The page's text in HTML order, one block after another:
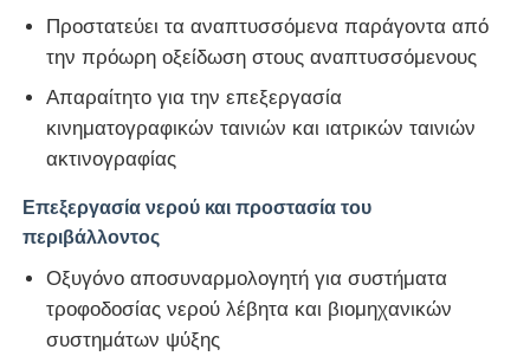
Προϊόντα
Βίντεο
Σχετικά με εμάς
Γύρος εργοστασίων
Προστατεύει τα αναπτυσσόμενα παράγοντα από
την πρόωρη οξείδωση στους αναπτυσσόμενους
Απαραίτητο για την επεξεργασία
κινηματογραφικών ταινιών και ιατρικών ταινιών
ακτινογραφίας
Επεξεργασία νερού και προστασία του
περιβάλλοντος
Οξυγόνο αποσυναρμολογητή για συστήματα
τροφοδοσίας νερού λέβητα και βιομηχανικών
συστημάτων ψύξης